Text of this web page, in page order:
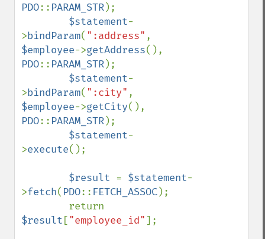
PDO:: PARAM_STR);
$statement-
>bindParam( ":address"
$employee->getAddress
PDO:: PARAM_STR);
$statement-
>bindParam( ":city"
$employee->getCity
PDO:: PARAM_STR);
$statement-
>execute();
$result = $statement-
>fetch( PDO:: FETCH_ASSOC);
$result ["employee_id"];